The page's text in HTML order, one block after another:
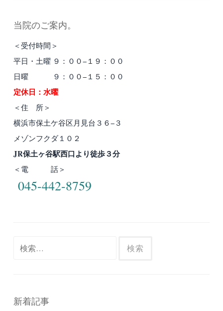
当院のご案内。
＜受付時間＞
平日・土曜 ９：００−１９：００
日曜 ９：００−１５：００
定休日：水曜
＜住 所＞
横浜市保土ケ谷区月見台３６−３
メゾンフクダ１０２
JR保土ヶ谷駅西口より徒歩３分
＜電 話＞
045-442-8759
新着記事